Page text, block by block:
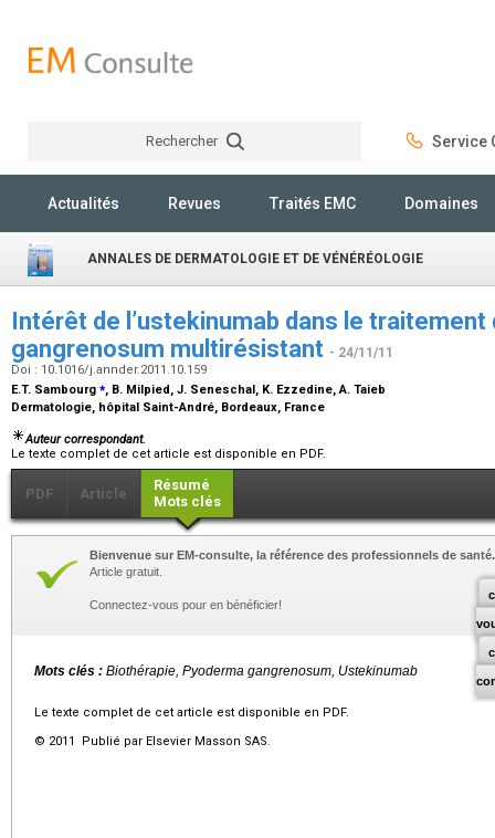
Rechercher Service
Actualités Revues Traités EMC Domaines
ANNALES DE DERMATOLOGIE ET DE VÉNÉRÉOLOGIE
Intérêt de l’ustekinumab dans le traitement
gangrenosum multirésistant - 24/11/11
Doi : 10.1016/j.annder.2011.10.159
E.T. Sambourg ⁎, B. Milpied, J. Seneschal, K. Ezzedine, A. Taieb
Dermatologie, hôpital Saint-André, Bordeaux, France
Auteur correspondant.
Le texte complet de cet article est disponible en PDF.
PDF Article
Résumé
Mots clés
Bienvenue sur EM-consulte, la référence des professionnels de santé.
Article gratuit.
Connectez-vous pour en bénéficier!
Mots clés : Biothérapie, Pyoderma gangrenosum, Ustekinumab
Le texte complet de cet article est disponible en PDF.
© 2011 Publié par Elsevier Masson SAS.